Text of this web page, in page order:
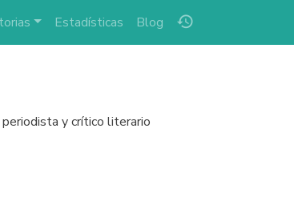
history
Estadísticas Blog
y crítico literario